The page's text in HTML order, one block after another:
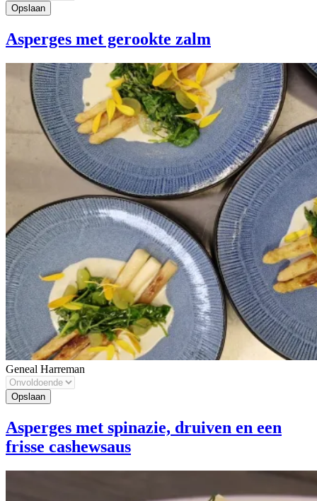
Asperges met gerookte zalm
Geneal Harreman
Asperges met spinazie, druiven en een
frisse cashewsaus